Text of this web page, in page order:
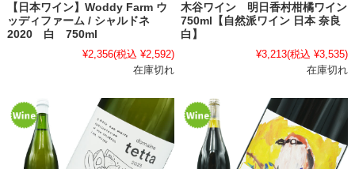
【日本ワイン】Woddy Farm ウ
ッディファーム / シャルドネ
2020 白 750ml
¥2,356(税込 ¥2,592)
在庫切れ
木谷ワイン 明日香村柑橘ワイン
750ml【自然派ワイン 日本 奈良
白】
¥3,213(税込 ¥3,535)
在庫切れ